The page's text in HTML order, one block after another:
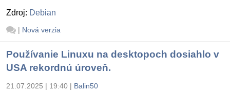
Zdroj: Debian
| Nová verzia
Používanie Linuxu na desktopoch dosiahlo v
USA rekordnú úroveň.
21.07.2025 | 19:40 | Balin50